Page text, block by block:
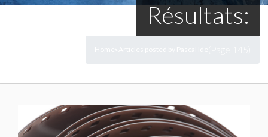
Résultats: